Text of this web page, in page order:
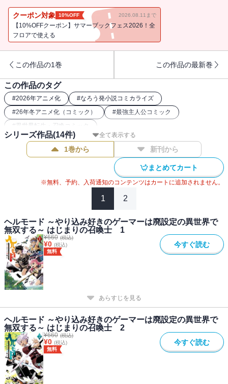
塔へ向かうが、そこには・・・・・・!?
クーポン対象 10%OFF 2026.08.11まで
【10%OFFクーポン】サマーブックフェス2026！全
フロアで使える
この作品の1巻 この作品の最新巻
この作品のタグ
#2026年アニメ化 #なろう発小説コミカライズ
#26年冬アニメ化（コミック） #最強主人公コミック
# 異世界転生・召喚コミック
全て表示する
シリーズ作品(14件)
1巻から 新刊から
まとめてカート
※無料、予約、入荷通知のコンテンツはカートに追加されません。
1 2
ヘルモード ～やり込み好きのゲーマーは廃設定の異世界で
無双する～ はじまりの召喚士 1
¥660 (税込)
¥0 (税込)
無料
今すぐ読む
あらすじを見る
ヘルモード ～やり込み好きのゲーマーは廃設定の異世界で
無双する～ はじまりの召喚士 2
¥660 (税込)
¥0 (税込)
無料
今すぐ読む